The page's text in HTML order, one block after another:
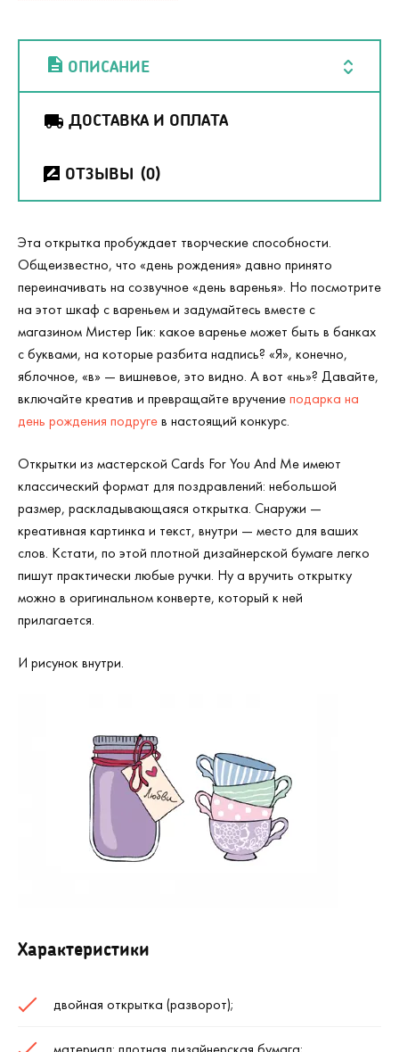
ОПИСАНИЕ
ДОСТАВКА И ОПЛАТА
ОТЗЫВЫ (0)
Эта открытка пробуждает творческие способности.
Общеизвестно, что «день рождения» давно принято
переиначивать на созвучное «день варенья». Но посмотрите
на этот шкаф с вареньем и задумайтесь вместе с
магазином Мистер Гик: какое варенье может быть в банках
с буквами, на которые разбита надпись? «Я», конечно,
яблочное, «в» — вишневое, это видно. А вот «нь»? Давайте,
включайте креатив и превращайте вручениеподарка на
день рождения подругев настоящий конкурс.
Открытки из мастерской Cards For You And Me имеют
классический формат для поздравлений: небольшой
размер, раскладывающаяся открытка. Снаружи —
креативная картинка и текст, внутри — место для ваших
слов. Кстати, по этой плотной дизайнерской бумаге легко
пишут практически любые ручки. Ну а вручить открытку
можно в оригинальном конверте, который к ней
прилагается.
И рисунок внутри.
Характеристики
двойная открытка (разворот);